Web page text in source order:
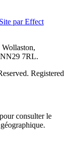
Site par Effect
7RL.
Registered
consulter le